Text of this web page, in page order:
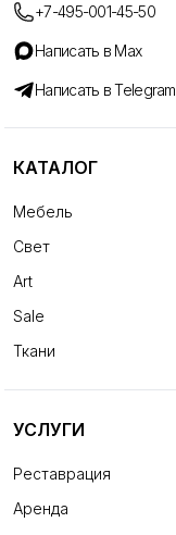
+7-495-001-45-50
Написать в Max
Написать в Telegram
КАТАЛОГ
Мебель
Свет
Art
Sale
Ткани
УСЛУГИ
Реставрация
Аренда